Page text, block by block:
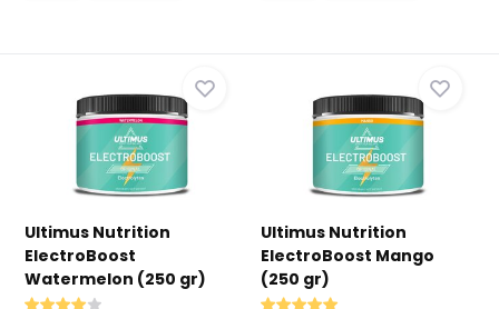
Ultimus Nutrition
ElectroBoost
Watermelon (250 gr)
Ultimus Nutrition
ElectroBoost Mango
(250 gr)